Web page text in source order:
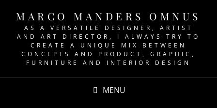
MARCO MANDERS OMNUS
AS A VERSATILE DESIGNER, ARTIST
AND ART DIRECTOR, I ALWAYS TRY TO
CREATE A UNIQUE MIX BETWEEN
CONCEPTS AND PRODUCT, GRAPHIC,
FURNITURE AND INTERIOR DESIGN
MENU